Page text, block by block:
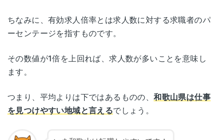
ちなみに、有効求人倍率とは求人数に対する求職者のパ
ーセンテージを指すものです。
その数値が1倍を上回れば、求人数が多いことを意味し
ます。
つまり、平均よりは下ではあるものの、和歌山県は仕事
を見つけやすい地域と言えるでしょう。